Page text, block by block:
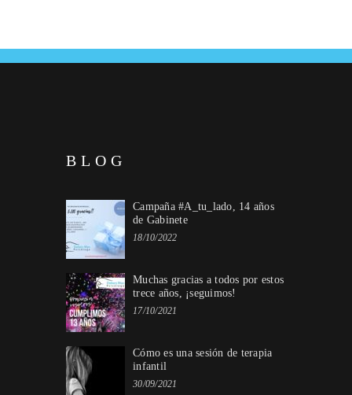
BLOG
Campaña #A_tu_lado, 14 años
de Gabinete
18/10/2022
Muchas gracias a todos por estos
trece años, ¡seguimos!
17/10/2021
Cómo es una sesión de terapia
infantil
30/09/2021